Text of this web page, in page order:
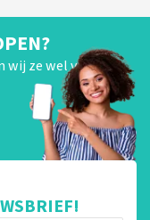
wij ze wel van je!